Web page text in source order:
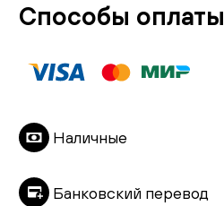
Способы оплаты
Наличные
Банковский перевод